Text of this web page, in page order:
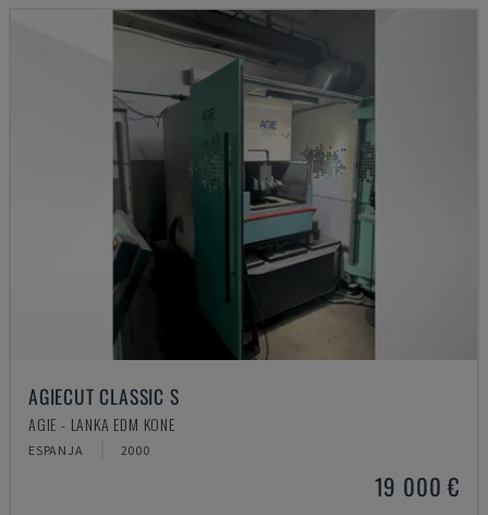
AGIECUT CLASSIC S
AGIE - LANKA EDM KONE
ESPANJA 2000
19 000 €